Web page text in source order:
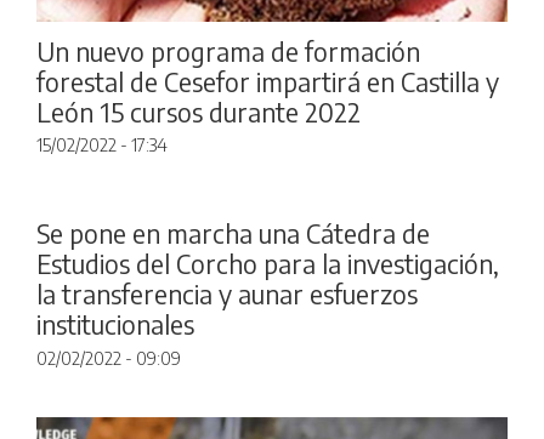
Un nuevo programa de formación
forestal de Cesefor impartirá en Castilla y
León 15 cursos durante 2022
15/02/2022 - 17:34
Se pone en marcha una Cátedra de
Estudios del Corcho para la investigación,
la transferencia y aunar esfuerzos
institucionales
02/02/2022 - 09:09